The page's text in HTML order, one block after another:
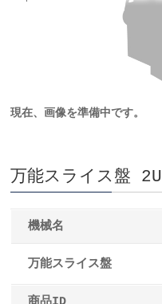
現在、画像を準備中です。
万能スライス盤
機械名
万能スライス盤